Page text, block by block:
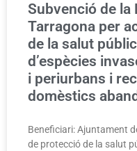
Subvenció de la
Tarragona per
de la salut
d’espècies
i periurbans i
domèstics
Beneficiari: Ajuntament
de protecció de la salut